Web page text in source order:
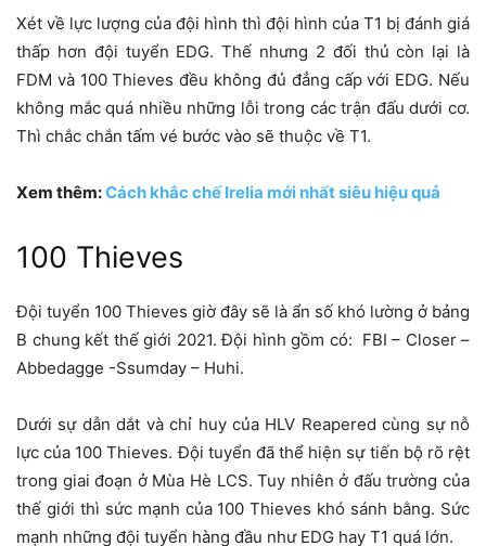
Xét về lực lượng của đội hình thì đội hình của T1 bị đánh giá
thấp hơn đội tuyển EDG. Thế nhưng 2 đối thủ còn lại là
FDM và 100 Thieves đều không đủ đẳng cấp với EDG. Nếu
không mắc quá nhiều những lỗi trong các trận đấu dưới cơ.
Thì chắc chắn tấm vé bước vào sẽ thuộc về T1.
Xem thêm:Cách khắc chế Irelia mới nhất siêu hiệu quả
100 Thieves
Đội tuyển 100 Thieves giờ đây sẽ là ẩn số khó lường ở bảng
B chung kết thế giới 2021. Đội hình gồm có: FBI – Closer –
Abbedagge -Ssumday – Huhi.
Dưới sự dẫn dắt và chỉ huy của HLV Reapered cùng sự nỗ
lực của 100 Thieves. Đội tuyển đã thể hiện sự tiến bộ rõ rệt
trong giai đoạn ở Mùa Hè LCS. Tuy nhiên ở đấu trường của
thế giới thì sức mạnh của 100 Thieves khó sánh bằng. Sức
mạnh những đội tuyển hàng đầu như EDG hay T1 quá lớn.